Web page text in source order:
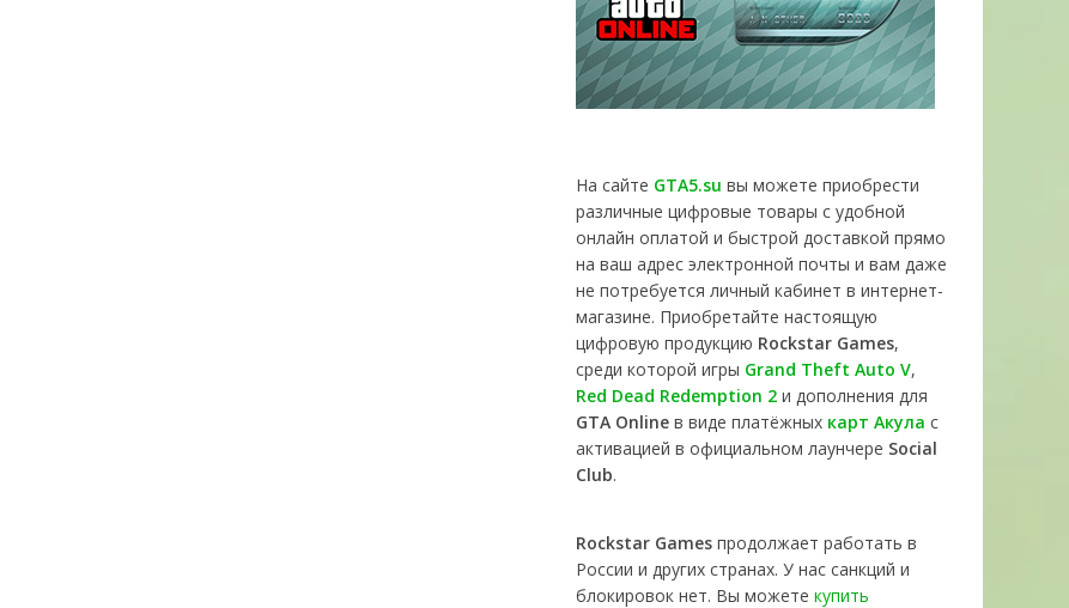
На сайте GTA5.su вы можете приобрести
различные цифровые товары с удобной
онлайн оплатой и быстрой доставкой прямо
на ваш адрес электронной почты и вам даже
не потребуется личный кабинет в интернет-
магазине. Приобретайте настоящую
цифровую продукцию Rockstar Games,
среди которой игры Grand Theft Auto V,
Red Dead Redemption 2 и дополнения для
GTA Online в виде платёжных карт Акула с
активацией в официальном лаунчере Social
Club.
Rockstar Games продолжает работать в
России и других странах. У нас санкций и
блокировок нет. Вы можете купить